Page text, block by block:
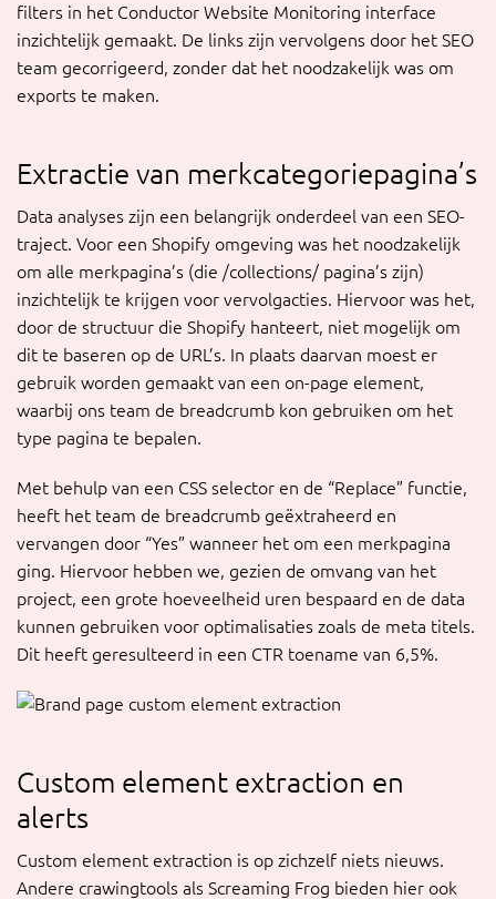
filters in het Conductor Website Monitoring interface
inzichtelijk gemaakt. De links zijn vervolgens door het SEO
team gecorrigeerd, zonder dat het noodzakelijk was om
exports te maken.
Extractie van merkcategoriepagina’s
Data analyses zijn een belangrijk onderdeel van een SEO-
traject. Voor een Shopify omgeving was het noodzakelijk
om alle merkpagina’s (die /collections/ pagina’s zijn)
inzichtelijk te krijgen voor vervolgacties. Hiervoor was het,
door de structuur die Shopify hanteert, niet mogelijk om
dit te baseren op de URL’s. In plaats daarvan moest er
gebruik worden gemaakt van een on-page element,
waarbij ons team de breadcrumb kon gebruiken om het
type pagina te bepalen.
Met behulp van een CSS selector en de “Replace” functie,
heeft het team de breadcrumb geëxtraheerd en
vervangen door “Yes” wanneer het om een merkpagina
ging. Hiervoor hebben we, gezien de omvang van het
project, een grote hoeveelheid uren bespaard en de data
kunnen gebruiken voor optimalisaties zoals de meta titels.
Dit heeft geresulteerd in een CTR toename van 6,5%.
Custom element extraction en
alerts
Custom element extraction is op zichzelf niets nieuws.
Andere crawingtools als Screaming Frog bieden hier ook